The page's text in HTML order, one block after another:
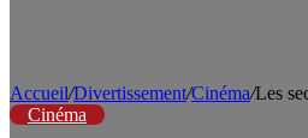
Accueil/Divertissement/Cinéma/Les
Cinéma